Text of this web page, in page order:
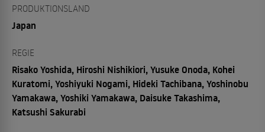
PRODUKTIONSLAND
Japan
REGIE
Risako Yoshida, Hiroshi Nishikiori, Yusuke Onoda, Kohei
Kuratomi, Yoshiyuki Nogami, Hideki Tachibana, Yoshinobu
Yamakawa, Yoshiki Yamakawa, Daisuke Takashima,
Katsushi Sakurabi